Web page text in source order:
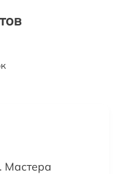
Мастера